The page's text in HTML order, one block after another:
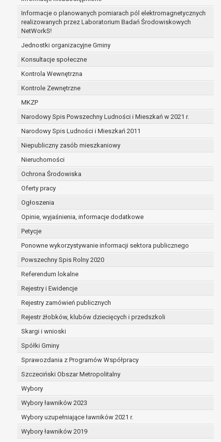
Informacje o planowanych pomiarach pól elektromagnetycznych
realizowanych przez Laboratorium Badań Środowiskowych
NetWorkS!
Jednostki organizacyjne Gminy
Konsultacje społeczne
Kontrola Wewnętrzna
Kontrole Zewnętrzne
MKZP
Narodowy Spis Powszechny Ludności i Mieszkań w 2021 r.
Narodowy Spis Ludności i Mieszkań 2011
Niepubliczny zasób mieszkaniowy
Nieruchomości
Ochrona Środowiska
Oferty pracy
Ogłoszenia
Opinie, wyjaśnienia, informacje dodatkowe
Petycje
Ponowne wykorzystywanie informacji sektora publicznego
Powszechny Spis Rolny 2020
Referendum lokalne
Rejestry i Ewidencje
Rejestry zamówień publicznych
Rejestr żłobków, klubów dziecięcych i przedszkoli
Skargi i wnioski
Spółki Gminy
Sprawozdania z Programów Współpracy
Szczeciński Obszar Metropolitalny
Wybory
Wybory ławników 2023
Wybory uzupełniające ławników 2021 r.
Wybory ławników 2019
zabezpieczenia ewentualnych roszczeń, a w
przypadku wyrażenia zgody na przetwarzanie
danych po zakończeniu i rozliczeniu umowy, do
czasu wycofania tej zgody.
Ponadto w przypadku umów o dofinansowanie
dane osobowe od momentu pozyskania
przechowywane są przez okres wynikający z
umowy o dofinansowanie zawartej między
beneficjentem a określoną instytucją, trwałości
dokumentacji projektu do celów kontrolnych.
W związku z przetwarzaniem przez
administratora danych osobowych przysługuje
Pani/Panu:
prawo dostępu do treści danych oraz
otrzymywania ich kopii na podstawie art. 15
RODO;
prawo do żądania sprostowania danych na
w przypadku gdy:
dane są nieprawidłowe lub
niekompletne;
prawo do żądania usunięcia danych
osobowych (tzw. prawo do bycia
zapomnianym) na podstawie art. 17 RODO,
w przypadku gdy:
dane nie są już niezbędne do celów,
dla których były zebrane lub w inny
sposób przetwarzane,
osoba, której dane dotyczą, wniosła
osoba, której dane dotyczą wycofała
zgodę na przetwarzanie danych
osobowych, która jest podstawą
podstawy prawnej przetwarzania
danych,
dane osobowe przetwarzane są
niezgodnie z prawem,